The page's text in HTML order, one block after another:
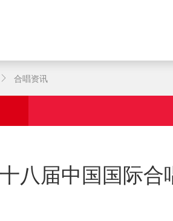
合唱资讯
八届中国国际合